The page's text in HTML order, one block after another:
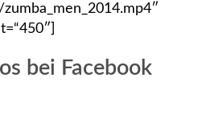
bei Facebook